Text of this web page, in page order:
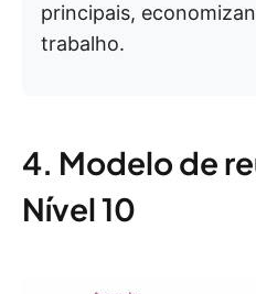
principais,
trabalho.
4. Modelo de
Nível 10